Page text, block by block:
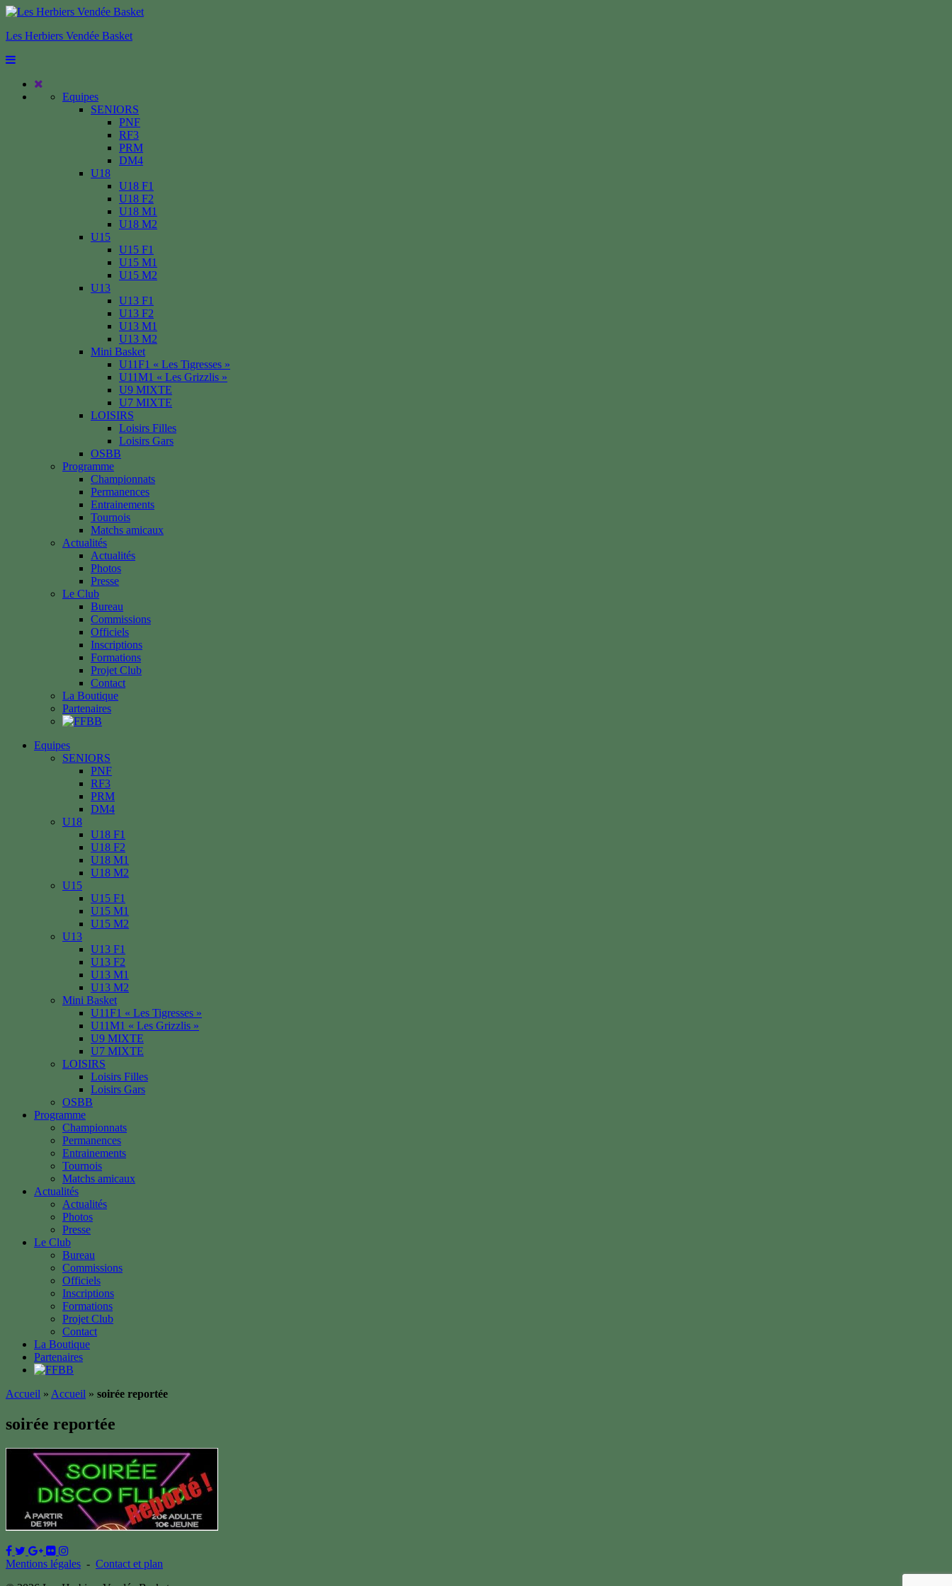
Les Herbiers Vendée Basket
Equipes
SENIORS
PNF
RF3
PRM
DM4
U18
U18 F1
U18 F2
U18 M1
U18 M2
U15
U15 F1
U15 M1
U15 M2
U13
U13 F1
U13 F2
U13 M1
U13 M2
Mini Basket
U11F1 « Les Tigresses »
U11M1 « Les Grizzlis »
U9 MIXTE
U7 MIXTE
LOISIRS
Loisirs Filles
Loisirs Gars
OSBB
Programme
Championnats
Permanences
Entrainements
Tournois
Matchs amicaux
Actualités
Actualités
Photos
Presse
Le Club
Bureau
Commissions
Officiels
Inscriptions
Formations
Projet Club
Contact
La Boutique
Partenaires
Equipes
SENIORS
PNF
RF3
PRM
DM4
U18
U18 F1
U18 F2
U18 M1
U18 M2
U15
U15 F1
U15 M1
U15 M2
U13
U13 F1
U13 F2
U13 M1
U13 M2
Mini Basket
U11F1 « Les Tigresses »
U11M1 « Les Grizzlis »
U9 MIXTE
U7 MIXTE
LOISIRS
Loisirs Filles
Loisirs Gars
OSBB
Programme
Championnats
Permanences
Entrainements
Tournois
Matchs amicaux
Actualités
Actualités
Photos
Presse
Le Club
Bureau
Commissions
Officiels
Inscriptions
Formations
Projet Club
Contact
La Boutique
Partenaires
Accueil » Accueil » soirée reportée
soirée reportée
Mentions légales - Contact et plan